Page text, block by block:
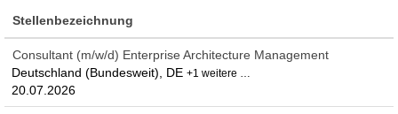
Stellenbezeichnung
Consultant (m/w/d) Enterprise Architecture Management
Deutschland (Bundesweit), DE +1 weitere …
20.07.2026